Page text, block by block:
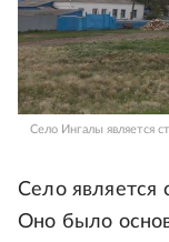
Село Ингалы является
Село является
Оно было